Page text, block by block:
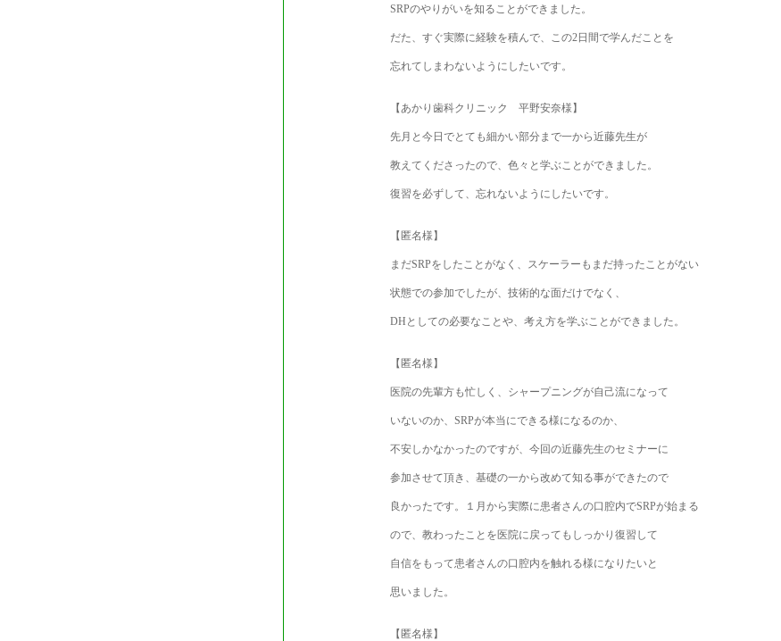
SRPのやりがいを知ることができました。
だた、すぐ実際に経験を積んで、この2日間で学んだことを
忘れてしまわないようにしたいです。
【あかり歯科クリニック 平野安奈様】
先月と今日でとても細かい部分まで一から近藤先生が
教えてくださったので、色々と学ぶことができました。
復習を必ずして、忘れないようにしたいです。
【匿名様】
まだSRPをしたことがなく、スケーラーもまだ持ったことがない
状態での参加でしたが、技術的な面だけでなく、
DHとしての必要なことや、考え方を学ぶことができました。
【匿名様】
医院の先輩方も忙しく、シャープニングが自己流になって
いないのか、SRPが本当にできる様になるのか、
不安しかなかったのですが、今回の近藤先生のセミナーに
参加させて頂き、基礎の一から改めて知る事ができたので
良かったです。１月から実際に患者さんの口腔内でSRPが始まる
ので、教わったことを医院に戻ってもしっかり復習して
自信をもって患者さんの口腔内を触れる様になりたいと
思いました。
【匿名様】